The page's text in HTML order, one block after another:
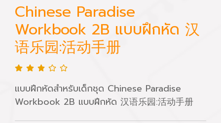
Chinese Paradise
Workbook 2B แบบฝึกหัด 汉
语乐园:活动手册
แบบฝึกหัดสำหรับเด็กชุด Chinese Paradise
Workbook 2B แบบฝึกหัด 汉语乐园:活动手册